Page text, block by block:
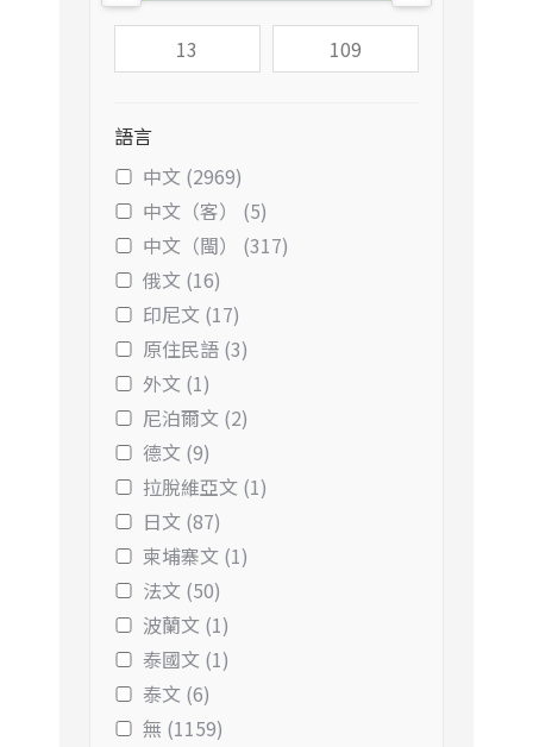
語言
中文 (2969)
中文（客） (5)
中文（閩） (317)
俄文 (16)
印尼文 (17)
原住民語 (3)
外文 (1)
尼泊爾文 (2)
德文 (9)
拉脫維亞文 (1)
日文 (87)
柬埔寨文 (1)
法文 (50)
波蘭文 (1)
泰國文 (1)
泰文 (6)
無 (1159)